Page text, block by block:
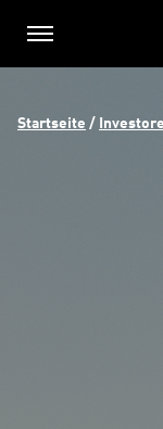
Startseite /